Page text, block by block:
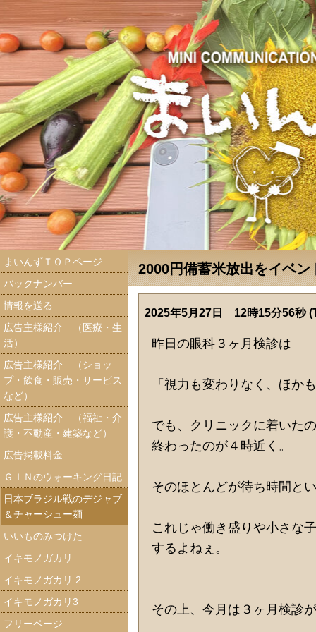
2000円備蓄米放出をイベ
2025年5月27日 12時15分56秒
昨日の眼科３ヶ月検診は
「視力も変わりなく、ほか
でも、クリニックに着いた
終わったのが４時近く。
そのほとんどが待ち時間と
これじゃ働き盛りや小さな
するよねぇ。
その上、今月は３ヶ月検診
まいんずＴＯＰページ
バックナンバー
情報を送る
広告主様紹介 （医療・生
活）
広告主様紹介 （ショッ
プ・飲食・販売・サービス
など）
広告主様紹介 （福祉・介
護・不動産・建築など）
広告掲載料金
ＧＩＮのウォーキング日記
日本ブラジル戦のデジャブ
＆チャーシュー麺
いいものみつけた
イキモノガカリ
イキモノガカリ 2
イキモノガカリ3
フリーページ